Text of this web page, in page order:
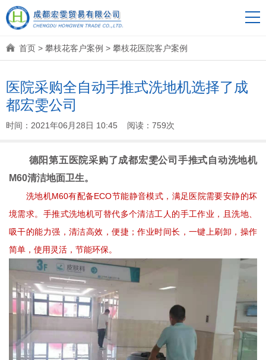
首页 > 攀枝花客户案例 > 攀枝花医院客户案例
医院采购全自动手推式洗地机选择了成
都宏雯公司
时间：2021年06月28日 10:45 阅读：759次
德阳第五医院采购了成都宏雯公司手推式自动洗地机
M60清洁地面卫生。
洗地机M60有配备ECO节能静音模式，满足医院需要安静的坏
境需求。手推式洗地机可替代多个清洁工人的手工作业，且洗地、
吸干的能力强，清洁高效，便捷；作业时间长，一键上刷卸，操作
简单，使用灵活，节能环保。